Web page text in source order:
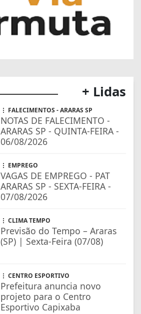
+ Lidas
FALECIMENTOS - ARARAS SP
NOTAS DE FALECIMENTO -
ARARAS SP - QUINTA-FEIRA -
06/08/2026
EMPREGO
VAGAS DE EMPREGO - PAT
ARARAS SP - SEXTA-FEIRA -
07/08/2026
CLIMA TEMPO
Previsão do Tempo – Araras
(SP) | Sexta-Feira (07/08)
CENTRO ESPORTIVO
Prefeitura anuncia novo
projeto para o Centro
Esportivo Capixaba